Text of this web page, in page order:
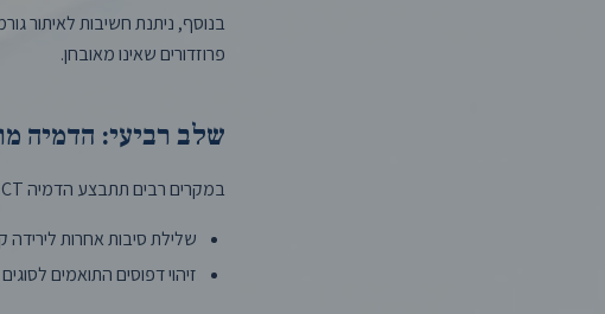
בנוסף, ניתנת חשיבות לאיתור
פרוזדורים שאינו מאובחן.
שלב רביעי: הדמיה
במקרים רבים תתבצע הדמיה CT או MRI לצורך:
שלילת סיבות אחרות לירידה
זיהוי דפוסים התואמים